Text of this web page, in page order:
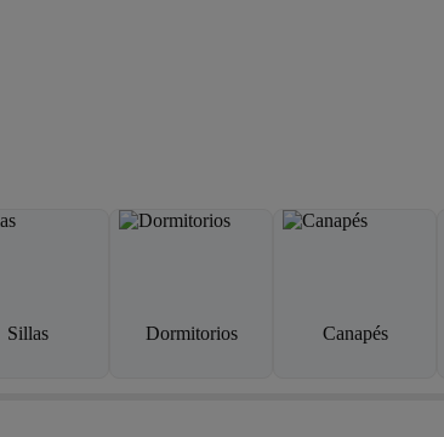
Sillas Dormitorios Canapés